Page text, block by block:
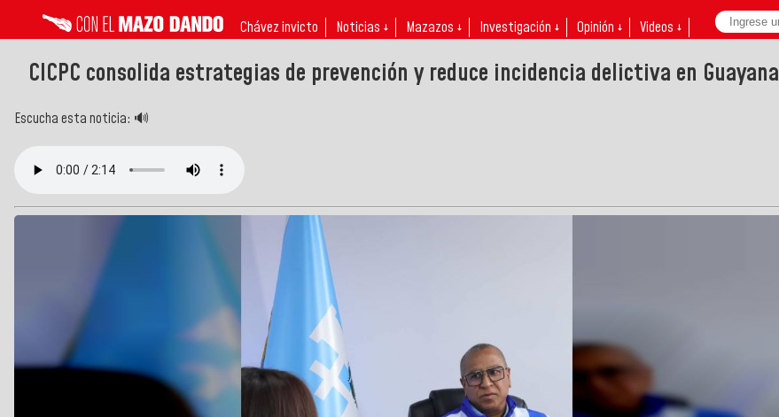
Chávez invicto Noticias ↓ Mazazos ↓ Investigación ↓ Opinión ↓ Videos ↓
CICPC consolida estrategias de prevención y reduce incidencia delictiva en Guayana
Escucha esta noticia: 🔊